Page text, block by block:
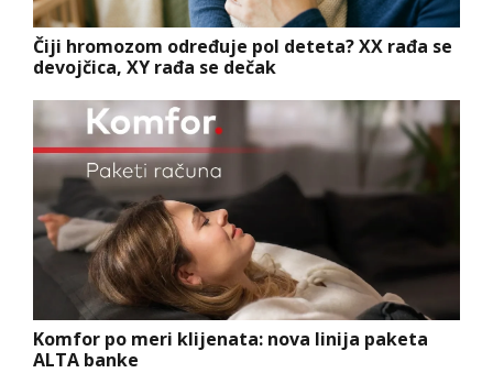
Čiji hromozom određuje pol deteta? XX rađa se
devojčica, XY rađa se dečak
Komfor po meri klijenata: nova linija paketa
ALTA banke